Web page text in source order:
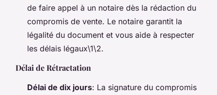
de faire appel à un notaire dès la rédaction du
compromis de vente. Le notaire garantit la
légalité du document et vous aide à respecter
les délais légaux\1\2.
Délai de Rétractation
Délai de dix jours: La signature du compromis